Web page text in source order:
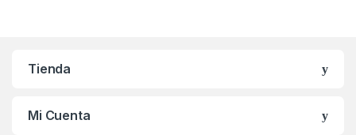
Tienda
Mi Cuenta